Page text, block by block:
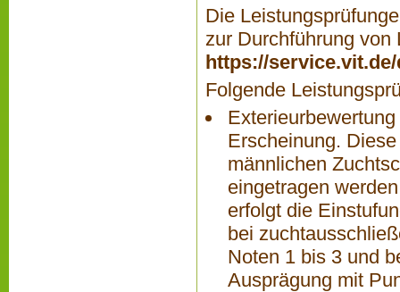
Die
zur Durchführung von
https://
Folgende
Erscheinung.
männlichen
eingetragen
erfolgt die
bei
Noten 1 bis 3 und
Ausprägung mit